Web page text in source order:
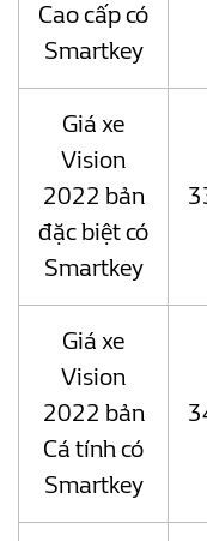
Cao cấp có
Smartkey
Giá xe
Vision
2022 bản
đặc biệt có
Smartkey
Giá xe
Vision
2022 bản
Cá tính có
Smartkey